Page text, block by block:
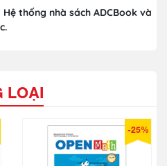
thống nhà sách ADCBook và
LOẠI
-25%